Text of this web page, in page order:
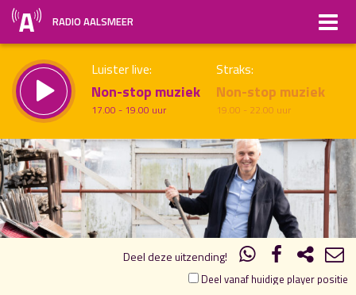
RADIO AALSMEER
Luister live:
Non-stop muziek
17.00 - 19.00 uur
Straks:
Non-stop muziek
19.00 - 22.00 uur
19.00 20.00
Vorig uur uur 1 van 1 Volgend uur
Inklappen
Deel deze uitzending!
Deel vanaf huidige player positie